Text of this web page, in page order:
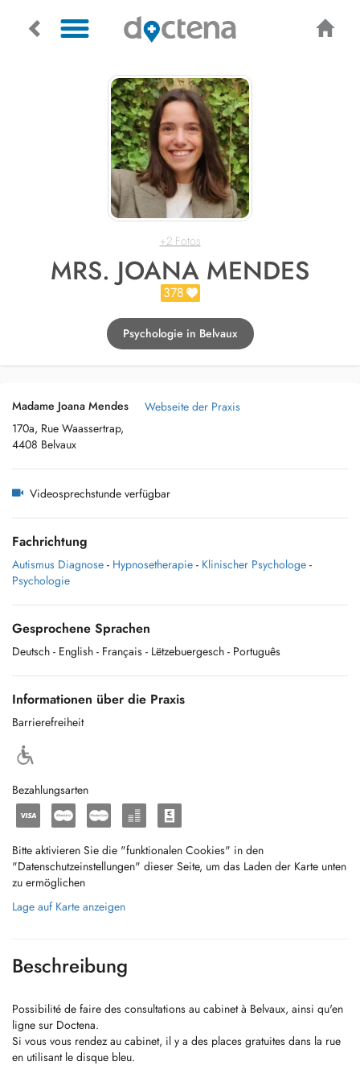
+2 Fotos
MRS. JOANA MENDES
378
Psychologie in Belvaux
Madame Joana Mendes
170a, Rue Waassertrap,
4408 Belvaux
Webseite der Praxis
Videosprechstunde verfügbar
Fachrichtung
Autismus Diagnose - Hypnosetherapie - Klinischer Psychologe -
Psychologie
Gesprochene Sprachen
Deutsch - English - Français - Lëtzebuergesch - Português
Informationen über die Praxis
Barrierefreiheit
Bezahlungsarten
Bitte aktivieren Sie die "funktionalen Cookies" in den
"Datenschutzeinstellungen" dieser Seite, um das Laden der Karte unten
zu ermöglichen
Lage auf Karte anzeigen
Beschreibung
Possibilité de faire des consultations au cabinet à Belvaux, ainsi qu'en
ligne sur Doctena.
Si vous vous rendez au cabinet, il y a des places gratuites dans la rue
en utilisant le disque bleu.